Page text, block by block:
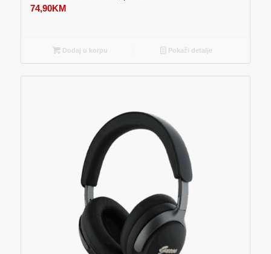
74,90KM
Dodaj u korpu Pokaži detalje